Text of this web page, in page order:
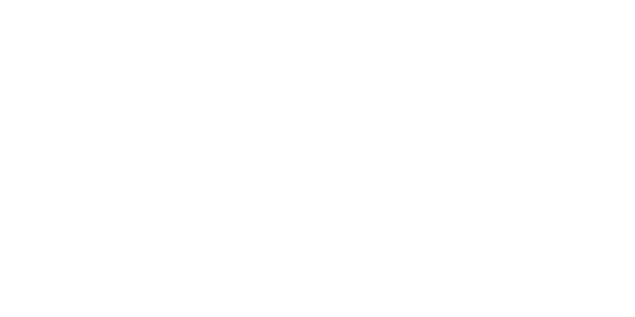
Einkauf, Finanzen, Service, Personal, Recht und Marketing verantwortlich.
Wirtschaftswissenschaften und verfügt über 20 Jahre Managementerfahrung. Zunächst war er von 2002 bis
bis 2016 unterstützte er RENA, eines der weltweit führenden Unternehmen für Nasschemie-Anlagen, als
in das Unternehmen ein.
seinem Studienabschluss in Physik an der Universität Heidelberg 2003 arbeitete er als wissenschaftlicher
für die Photovoltaik ab und wechselte in die Industrie. Berufsbegleitend absolvierte er in den
der centrotherm international AG für das Ressort Vertrieb & Aftersales verantwortlich. Bereits im Oktober